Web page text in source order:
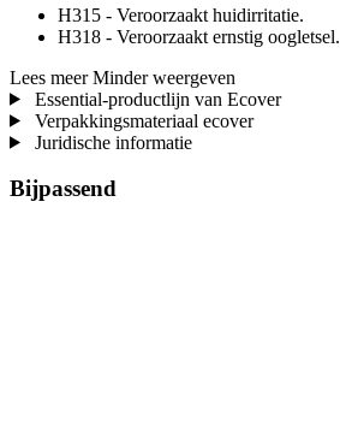
H315 - Veroorzaakt huidirritatie.
H318 - Veroorzaakt ernstig oogletsel.
Lees meer Minder weergeven
Essential-productlijn van Ecover
Verpakkingsmateriaal ecover
Juridische informatie
Bijpassend